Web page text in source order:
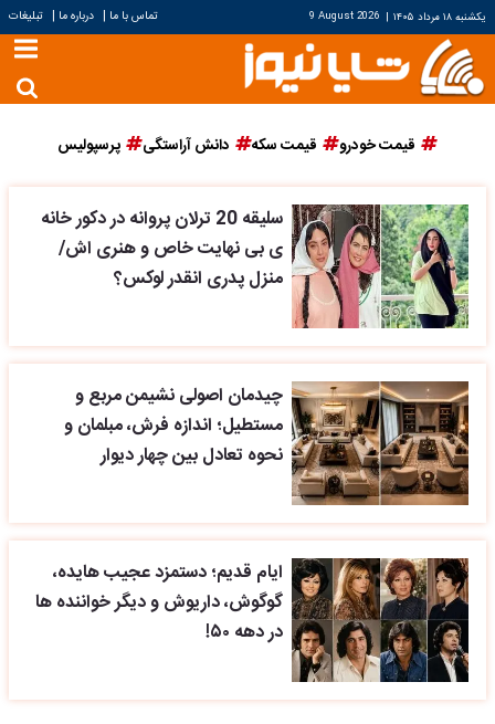
یکشنبه ۱۸ مرداد ۱۴۰۵ |
9 August 2026 تماس با ما | درباره ما | تبلیغات
قیمت خودرو قیمت سکه دانش آراستگی پرسپولیس
سلیقه 20 ترلان پروانه در دکور خانه
ی بی نهایت خاص و هنری اش/
منزل پدری انقدر لوکس؟
چیدمان اصولی نشیمن مربع و
مستطیل؛ اندازه فرش، مبلمان و
نحوه تعادل بین چهار دیوار
ایام قدیم؛ دستمزد عجیب هایده،
گوگوش، داریوش و دیگر خواننده ها
در دهه ۵۰!